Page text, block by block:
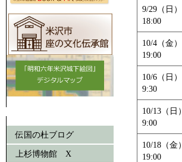
伝国の杜ブログ
上杉博物館 X
9/29（日）
18:00
10/4（金）
19:00
10/6（日）
9:30
10/13（日）
9:00
10/18（金）
19:00